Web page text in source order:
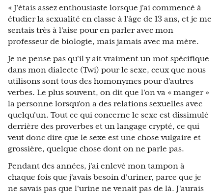
« J'étais assez enthousiaste lorsque j'ai commencé à
étudier la sexualité en classe à l'âge de 13 ans, et je me
sentais très à l'aise pour en parler avec mon
professeur de biologie, mais jamais avec ma mère.
Je ne pense pas qu'il y ait vraiment un mot spécifique
dans mon dialecte (Twi) pour le sexe, ceux que nous
utilisons sont tous des homonymes pour d'autres
verbes. Le plus souvent, on dit que l'on va « manger »
la personne lorsqu'on a des relations sexuelles avec
quelqu'un. Tout ce qui concerne le sexe est dissimulé
derrière des proverbes et un langage crypté, ce qui
veut donc dire que le sexe est une chose vulgaire et
grossière, quelque chose dont on ne parle pas.
Pendant des années, j'ai enlevé mon tampon à
chaque fois que j'avais besoin d'uriner, parce que je
ne savais pas que l'urine ne venait pas de là. J'aurais